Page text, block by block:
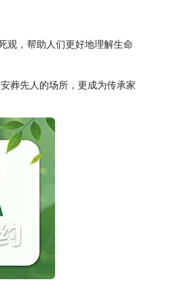
观，帮助人们更好地理解生命
葬先人的场所，更成为传承家